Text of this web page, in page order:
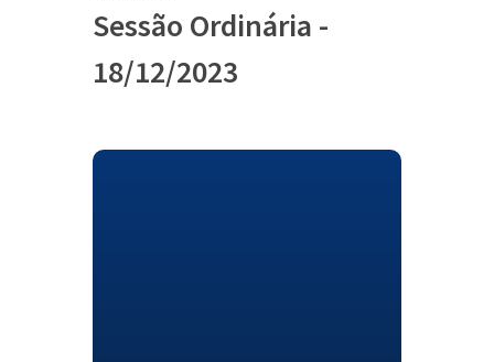
Sessão Ordinária -
18/12/2023